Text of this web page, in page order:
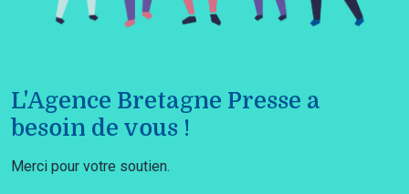
L'Agence Bretagne Presse a
besoin de vous !
Merci pour votre soutien.